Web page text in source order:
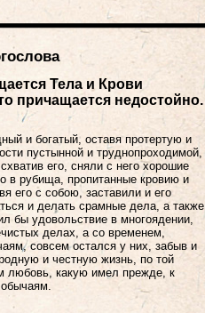
Тела и Крови
причащается недостойно.
и богатый, оставя протертую и
пустынной и труднопроходимой,
его, сняли с него хорошие
в рубища, пропитанные кровию и
его с собою, заставили и его
и делать срамные дела, а также
бы удовольствие в многоядении,
делах, а со временем,
совсем остался у них, забыв и
и честную жизнь, по той
любовь, какую имел прежде, к